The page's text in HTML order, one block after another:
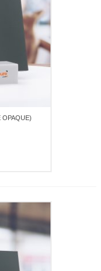
OPAQUE)